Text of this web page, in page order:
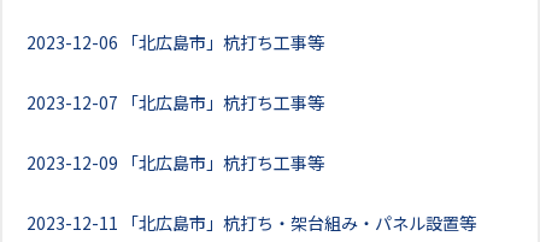
2023-12-06 「北広島市」杭打ち工事等
2023-12-07 「北広島市」杭打ち工事等
2023-12-09 「北広島市」杭打ち工事等
2023-12-11 「北広島市」杭打ち・架台組み・パネル設置等